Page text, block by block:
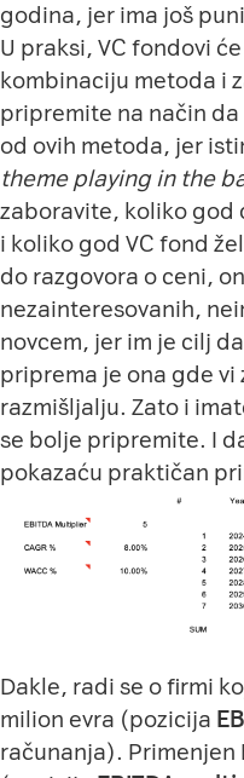
godina, jer ima još
U praksi, VC fondovi
kombinaciju metoda i
pripremite na način
od ovih metoda, jer
theme playing in the
zaboravite, koliko god
i koliko god VC fond
do razgovora o ceni,
nezainteresovanih,
novcem, jer im je cilj
priprema je ona gde vi
razmišljalju. Zato i
se bolje pripremite. I
pokazaću praktičan
Dakle, radi se o firmi
milion evra (pozicija
računanja). Primenjen